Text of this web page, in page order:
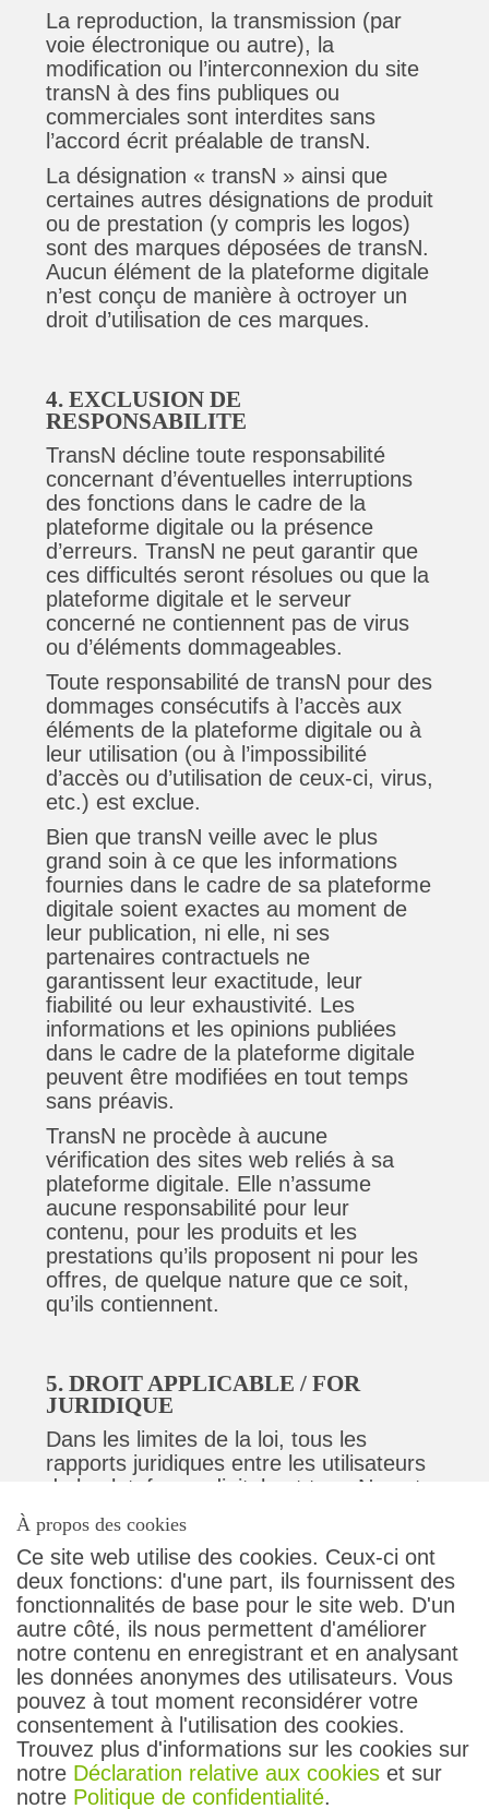
La reproduction, la transmission (par
voie électronique ou autre), la
modification ou l’interconnexion du site
transN à des fins publiques ou
commerciales sont interdites sans
l’accord écrit préalable de transN.
La désignation « transN » ainsi que
certaines autres désignations de produit
ou de prestation (y compris les logos)
sont des marques déposées de transN.
Aucun élément de la plateforme digitale
n’est conçu de manière à octroyer un
droit d’utilisation de ces marques.
4. EXCLUSION DE
RESPONSABILITE
TransN décline toute responsabilité
concernant d’éventuelles interruptions
des fonctions dans le cadre de la
plateforme digitale ou la présence
d’erreurs. TransN ne peut garantir que
ces difficultés seront résolues ou que la
plateforme digitale et le serveur
concerné ne contiennent pas de virus
ou d’éléments dommageables.
Toute responsabilité de transN pour des
dommages consécutifs à l’accès aux
éléments de la plateforme digitale ou à
leur utilisation (ou à l’impossibilité
d’accès ou d’utilisation de ceux-ci, virus,
etc.) est exclue.
Bien que transN veille avec le plus
grand soin à ce que les informations
fournies dans le cadre de sa plateforme
digitale soient exactes au moment de
leur publication, ni elle, ni ses
partenaires contractuels ne
garantissent leur exactitude, leur
fiabilité ou leur exhaustivité. Les
informations et les opinions publiées
dans le cadre de la plateforme digitale
peuvent être modifiées en tout temps
sans préavis.
TransN ne procède à aucune
vérification des sites web reliés à sa
plateforme digitale. Elle n’assume
aucune responsabilité pour leur
contenu, pour les produits et les
prestations qu’ils proposent ni pour les
offres, de quelque nature que ce soit,
qu’ils contiennent.
5. DROIT APPLICABLE / FOR
JURIDIQUE
Dans les limites de la loi, tous les
rapports juridiques entre les utilisateurs
de la plateforme digitale et transN sont
exclusif est à La Chaux-de-Fonds.
Contact
Conditions générales
Protection des données
Droit des passagers
Impressum
Suivez-nous
À propos des cookies
Ce site web utilise des cookies. Ceux-ci ont
deux fonctions: d'une part, ils fournissent des
fonctionnalités de base pour le site web. D'un
autre côté, ils nous permettent d'améliorer
notre contenu en enregistrant et en analysant
les données anonymes des utilisateurs. Vous
pouvez à tout moment reconsidérer votre
consentement à l'utilisation des cookies.
Trouvez plus d'informations sur les cookies sur
notre Déclaration relative aux cookies et sur
notre Politique de confidentialité.